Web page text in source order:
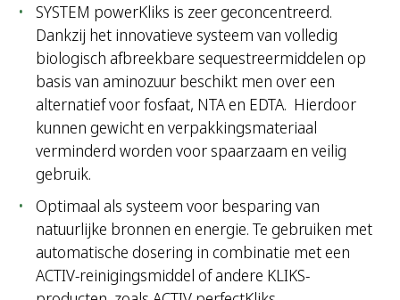
SYSTEM powerKliks is zeer geconcentreerd.
Dankzij het innovatieve systeem van volledig
biologisch afbreekbare sequestreermiddelen op
basis van aminozuur beschikt men over een
alternatief voor fosfaat, NTA en EDTA. Hierdoor
kunnen gewicht en verpakkingsmateriaal
verminderd worden voor spaarzaam en veilig
gebruik.
Optimaal als systeem voor besparing van
natuurlijke bronnen en energie. Te gebruiken met
automatische dosering in combinatie met een
ACTIV-reinigingsmiddel of andere KLIKS-